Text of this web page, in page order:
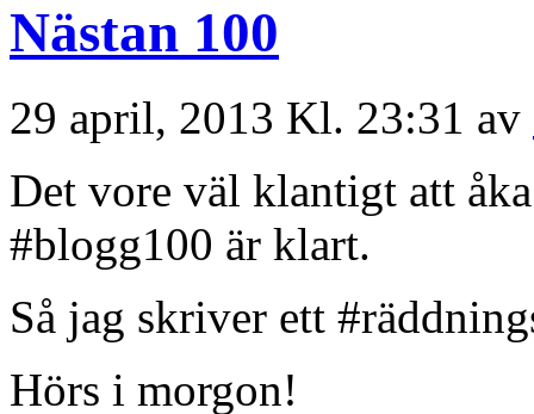
Nästan 100
29 april, 2013 Kl. 23:31 av
Det vore väl klantigt att
#blogg100 är klart.
Så jag skriver ett
Hörs i morgon!